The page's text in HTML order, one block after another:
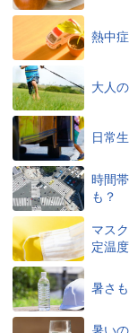
熱中
大人
日常
時間
も？
マス
定温
暑さ
暑い